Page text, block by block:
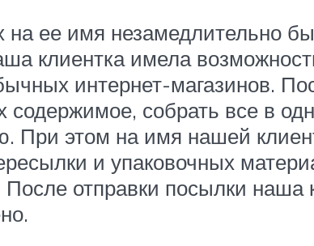
ее имя незамедлительно
клиентка имела
интернет-магазинов.
собрать все в
При этом на имя нашей
и упаковочных
отправки посылки наша